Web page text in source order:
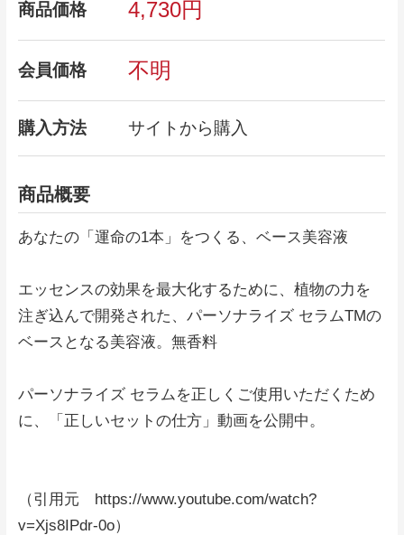
商品価格 4,730円
会員価格 不明
購入方法 サイトから購入
商品概要
あなたの「運命の1本」をつくる、ベース美容液
エッセンスの効果を最大化するために、植物の力を
注ぎ込んで開発された、パーソナライズ セラムTMの
ベースとなる美容液。無香料
パーソナライズ セラムを正しくご使用いただくため
に、「正しいセットの仕方」動画を公開中。
（引用元 https://www.youtube.com/watch?
v=Xjs8IPdr-0o）